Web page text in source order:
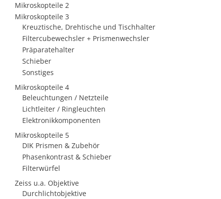
Mikroskopteile 2
Mikroskopteile 3
Kreuztische, Drehtische und Tischhalter
Filtercubewechsler + Prismenwechsler
Präparatehalter
Schieber
Sonstiges
Mikroskopteile 4
Beleuchtungen / Netzteile
Lichtleiter / Ringleuchten
Elektronikkomponenten
Mikroskopteile 5
DIK Prismen & Zubehör
Phasenkontrast & Schieber
Filterwürfel
Zeiss u.a. Objektive
Durchlichtobjektive